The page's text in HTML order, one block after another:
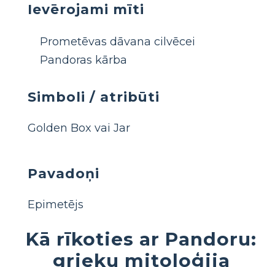
Ievērojami mīti
Prometēvas dāvana cilvēcei
Pandoras kārba
Simboli / atribūti
Golden Box vai Jar
Pavadoņi
Epimetējs
Kā rīkoties ar Pandoru:
grieķu mitoloģija